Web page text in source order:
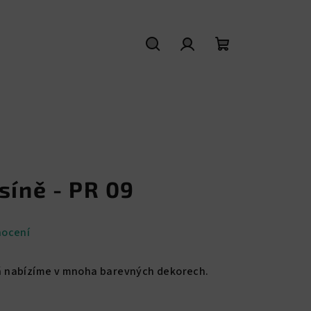
- PR 09
nabízíme v mnoha barevných dekorech.